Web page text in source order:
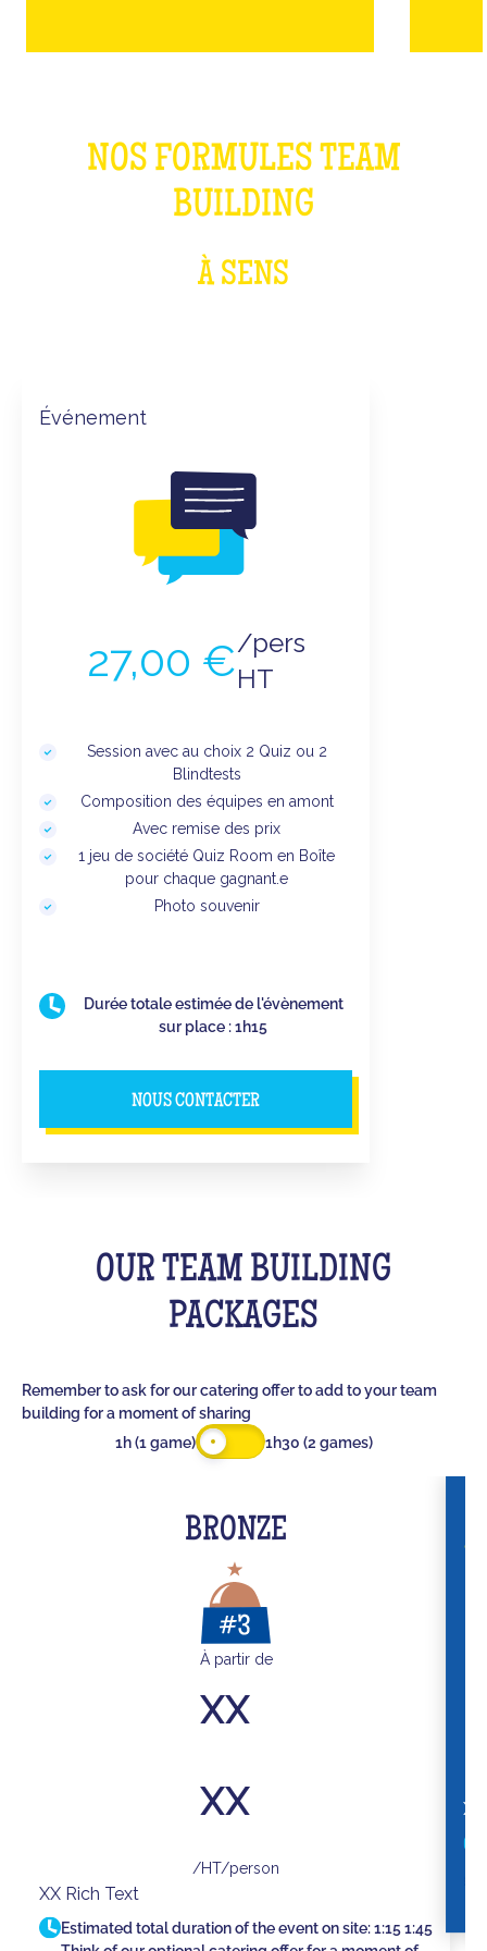
NOS FORMULES TEAM
BUILDING
À SENS
Événement
27,00 €/pers
HT
Session avec au choix 2 Quiz ou 2
Blindtests
Composition des équipes en amont
Avec remise des prix
1 jeu de société Quiz Room en Boîte
pour chaque gagnant.e
Photo souvenir
Durée totale estimée de l'évènement
sur place : 1h15
NOUS CONTACTER
OUR TEAM BUILDING
PACKAGES
Remember to ask for our catering offer to add to your team
building for a moment of sharing
1h (1 game)
1h30 (2 games)
BRONZE
À partir de
XX
XX
/HT/person
XX Rich Text
Estimated total duration of the event on site:1:151:45